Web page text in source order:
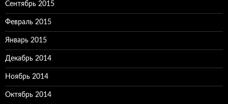
Сентябрь 2015
Февраль 2015
Январь 2015
Декабрь 2014
Ноябрь 2014
Октябрь 2014